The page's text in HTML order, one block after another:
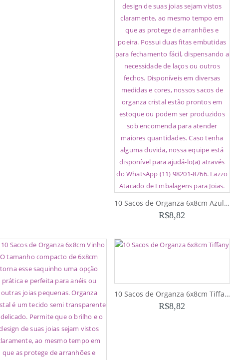
10 Sacos de Organza 6x8cm Azul Claro
R$8,82
10 Sacos de Organza 6x8cm Tiffany
R$8,82